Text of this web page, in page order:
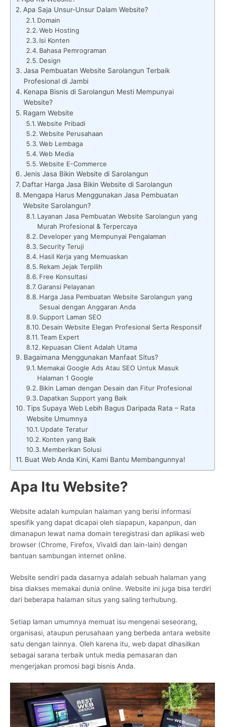
Apa Saja Unsur-Unsur Dalam Website?
Domain
Web Hosting
Isi Konten
Bahasa Pemrograman
Design
Jasa Pembuatan Website Sarolangun Terbaik
Profesional di Jambi
Kenapa Bisnis di Sarolangun Mesti Mempunyai
Website?
Ragam Website
Website Pribadi
Website Perusahaan
Web Lembaga
Web Media
Website E-Commerce
Jenis Jasa Bikin Website di Sarolangun
Daftar Harga Jasa Bikin Website di Sarolangun
Mengapa Harus Menggunakan Jasa Pembuatan
Website Sarolangun?
Layanan Jasa Pembuatan Website Sarolangun yang
Murah Profesional & Terpercaya
Developer yang Mempunyai Pengalaman
Security Teruji
Hasil Kerja yang Memuaskan
Rekam Jejak Terpilih
Free Konsultasi
Garansi Pelayanan
Harga Jasa Pembuatan Website Sarolangun yang
Sesuai dengan Anggaran Anda
Support Laman SEO
Desain Website Elegan Profesional Serta Responsif
Team Expert
Kepuasan Client Adalah Utama
Bagaimana Menggunakan Manfaat Situs?
Memakai Google Ads Atau SEO Untuk Masuk
Halaman 1 Google
Bikin Laman dengan Desain dan Fitur Profesional
Dapatkan Support yang Baik
Tips Supaya Web Lebih Bagus Daripada Rata – Rata
Website Umumnya
Update Teratur
Konten yang Baik
Memberikan Solusi
Buat Web Anda Kini, Kami Bantu Membangunnya!
Apa Itu Website?
Website adalah kumpulan halaman yang berisi informasi
spesifik yang dapat dicapai oleh siapapun, kapanpun, dan
dimanapun lewat nama domain teregistrasi dan aplikasi web
browser (Chrome, Firefox, Vivaldi dan lain-lain) dengan
bantuan sambungan internet online.
Website sendiri pada dasarnya adalah sebuah halaman yang
bisa diakses memakai dunia online. Website ini juga bisa terdiri
dari beberapa halaman situs yang saling terhubung.
Setiap laman umumnya memuat isu mengenai seseorang,
organisasi, ataupun perusahaan yang berbeda antara website
satu dengan lainnya. Oleh karena itu, web dapat dihasilkan
sebagai sarana terbaik untuk media pemasaran dan
mengerjakan promosi bagi bisnis Anda.